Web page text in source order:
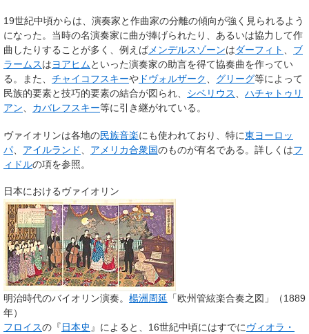
19世紀中頃からは、演奏家と作曲家の分離の傾向が強く見られるよう
になった。当時の名演奏家に曲が捧げられたり、あるいは協力して作
曲したりすることが多く、例えば メンデルスゾーンはダーフィト
ブ
ラームスはヨアヒムといった演奏家の助言を得て協奏曲を作ってい
る。また、 チャイコフスキーや ドヴォルザーク グリーグ等によって
民族的要素と技巧的要素の結合が図られ、 シベリウス
ハチャトゥリ
アン
カバレフスキー等に引き継がれている。
ヴァイオリンは各地の民族音楽にも使われており、特に東ヨーロッ
パ
アイルランド アメリカ合衆国のものが有名である。詳しくはフ
ィドルの項を参照。
日本におけるヴァイオリン
明治時代のバイオリン演奏。 楊洲周延 「欧州管絃楽合奏之図」（1889
年）
フロイスの『日本史 』によると、16世紀中頃にはすでにヴィオラ・